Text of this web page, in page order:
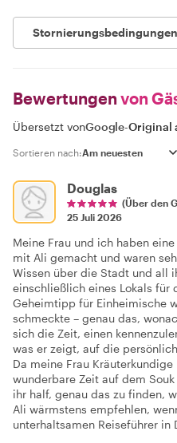
Bewertungen von
Übersetzt vonGoogle-Original
Sortieren nach:
Douglas
(Über den
25 Juli 2026
Meine Frau und ich haben
mit Ali gemacht und waren
Wissen über die Stadt und all
einschließlich eines Lokals für
Geheimtipp für Einheimische
schmeckte – genau das,
sich die Zeit, einen
was er zeigt, auf die
Da meine Frau
wunderbare Zeit auf dem
ihr half, genau das zu finden,
Ali wärmstens empfehlen,
unterhaltsamen Reiseführer in